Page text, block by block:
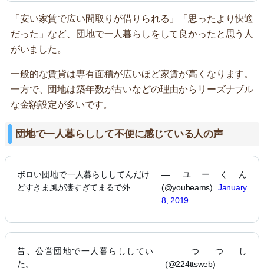
「安い家賃で広い間取りが借りられる」「思ったより快適
だった」など、団地で一人暮らしをして良かったと思う人
がいました。
一般的な賃貸は専有面積が広いほど家賃が高くなります。
一方で、団地は築年数が古いなどの理由からリーズナブル
な金額設定が多いです。
団地で一人暮らしして不便に感じている人の声
ボロい団地で一人暮らししてんだけ
どすきま風が凄すぎてまるで外
— ユーくん
(@youbeams)January
8, 2019
昔、公営団地で一人暮らししてい
た。
— つつし
(@224ttsweb)